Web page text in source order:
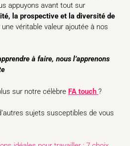
appuyons avant tout sur
la prospective et la diversité de
véritable valeur ajoutée à nos
à faire, nous l’apprenons
sur notre célèbre FA touch ?
sujets susceptibles de vous